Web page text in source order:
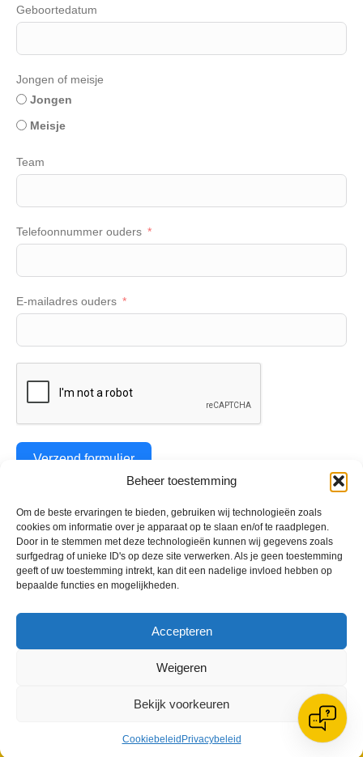
Beheer toestemming
Om de beste ervaringen te bieden, gebruiken wij technologieën zoals
cookies om informatie over je apparaat op te slaan en/of te raadplegen.
Door in te stemmen met deze technologieën kunnen wij gegevens zoals
surfgedrag of unieke ID's op deze site verwerken. Als je geen toestemming
geeft of uw toestemming intrekt, kan dit een nadelige invloed hebben op
bepaalde functies en mogelijkheden.
Accepteren
Weigeren
Bekijk voorkeuren
Cookiebeleid Privacybeleid
Geboortedatum
Jongen of meisje
Jongen
Meisje
Team
Telefoonnummer ouders
E-mailadres ouders
Verzend formulier
Geplaatst inArchief,Berichten seizoen 2025-2026 ,Pupil van de
Week
De Wending, Lotte Beesedijk 1